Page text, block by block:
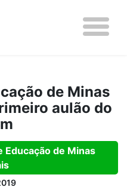
de Minas
aulão do
Educação de Minas